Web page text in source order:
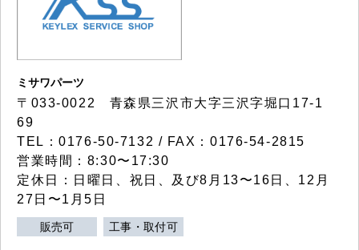
ミサワパーツ
〒033-0022 青森県三沢市大字三沢字堀口17-1
69
TEL：0176-50-7132 / FAX：0176-54-2815
営業時間：8:30〜17:30
定休日：日曜日、祝日、及び8月13〜16日、12月
27日〜1月5日
販売可 工事・取付可